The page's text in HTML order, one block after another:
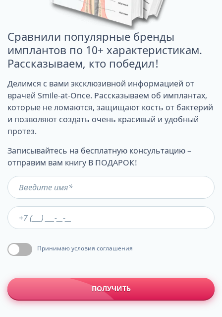
Сравнили популярные бренды
имплантов по 10+ характеристикам.
Рассказываем, кто победил!
Делимся с вами эксклюзивной информацией от
врачей Smile-at-Once. Рассказываем об имплантах,
которые не ломаются, защищают кость от бактерий
и позволяют создать очень красивый и удобный
протез.
Записывайтесь на бесплатную консультацию –
отправим вам книгу В ПОДАРОК!
Принимаю условия соглашения
ПОЛУЧИТЬ